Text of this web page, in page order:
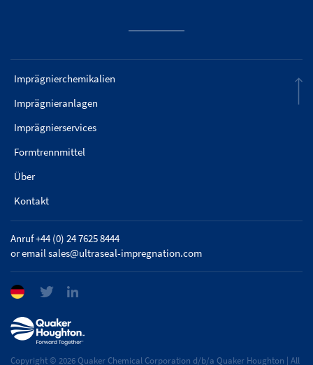
Imprägnierchemikalien
Imprägnieranlagen
Imprägnierservices
Formtrennmittel
Über
Kontakt
Anruf +44 (0) 24 7625 8444
or emailsales@ultraseal-impregnation.com
Copyright © 2026 Quaker Chemical Corporation d/b/a Quaker Houghton | All